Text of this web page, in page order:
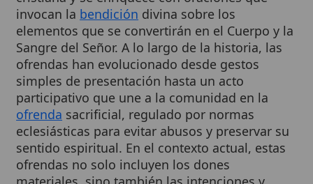
Sangre del Señor. A lo largo de la historia, las
ofrendas han evolucionado desde gestos
simples de presentación hasta un acto
participativo que une a la comunidad en la
ofrendasacrificial, regulado por normas
eclesiásticas para evitar abusos y preservar su
sentido espiritual. En el contexto actual, estas
ofrendas no solo incluyen los dones
materiales, sino también las intenciones y
limosnas de los fieles, promoviendo una
comunión más profunda con el misterio
eucarístico.